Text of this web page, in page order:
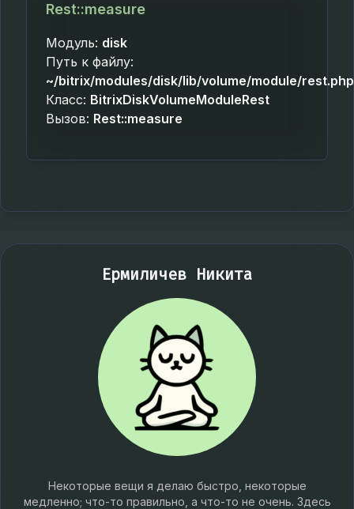
Rest::measure
Модуль: disk
Путь к файлу:
~/bitrix/modules/disk/lib/volume/module/rest.php
Класс: BitrixDiskVolumeModuleRest
Вызов: Rest::measure
Ермиличев Никита
Некоторые вещи я делаю быстро, некоторые
медленно; что-то правильно, а что-то не очень. Здесь